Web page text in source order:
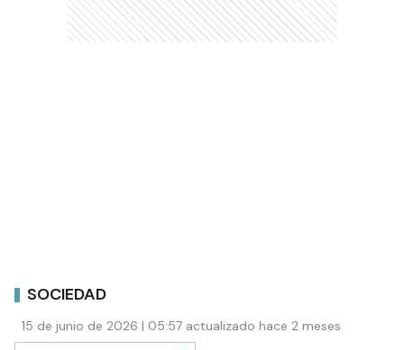
SOCIEDAD
15 de junio de 2026 | 05:57 actualizado hace 2 meses